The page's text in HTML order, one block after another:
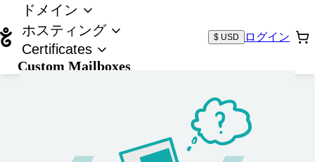
ドメイン
ホスティング
Certificates
Custom Mailboxes
$ USD ログイン